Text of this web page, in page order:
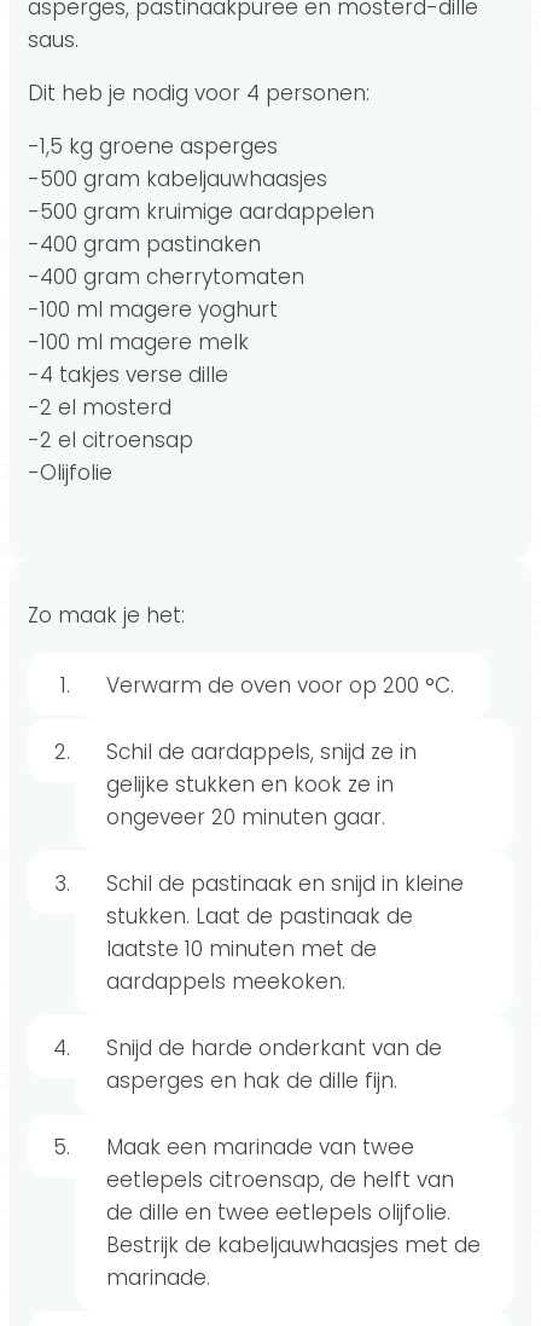
asperges, pastinaakpuree en mosterd-dille
saus.
Dit heb je nodig voor 4 personen:
-1,5 kg groene asperges
-500 gram kabeljauwhaasjes
-500 gram kruimige aardappelen
-400 gram pastinaken
-400 gram cherrytomaten
-100 ml magere yoghurt
-100 ml magere melk
-4 takjes verse dille
-2 el mosterd
-2 el citroensap
-Olijfolie
Zo maak je het:
Verwarm de oven voor op 200 °C.
Schil de aardappels, snijd ze in
gelijke stukken en kook ze in
ongeveer 20 minuten gaar.
Schil de pastinaak en snijd in kleine
stukken. Laat de pastinaak de
laatste 10 minuten met de
aardappels meekoken.
Snijd de harde onderkant van de
asperges en hak de dille fijn.
Maak een marinade van twee
eetlepels citroensap, de helft van
de dille en twee eetlepels olijfolie.
Bestrijk de kabeljauwhaasjes met de
marinade.